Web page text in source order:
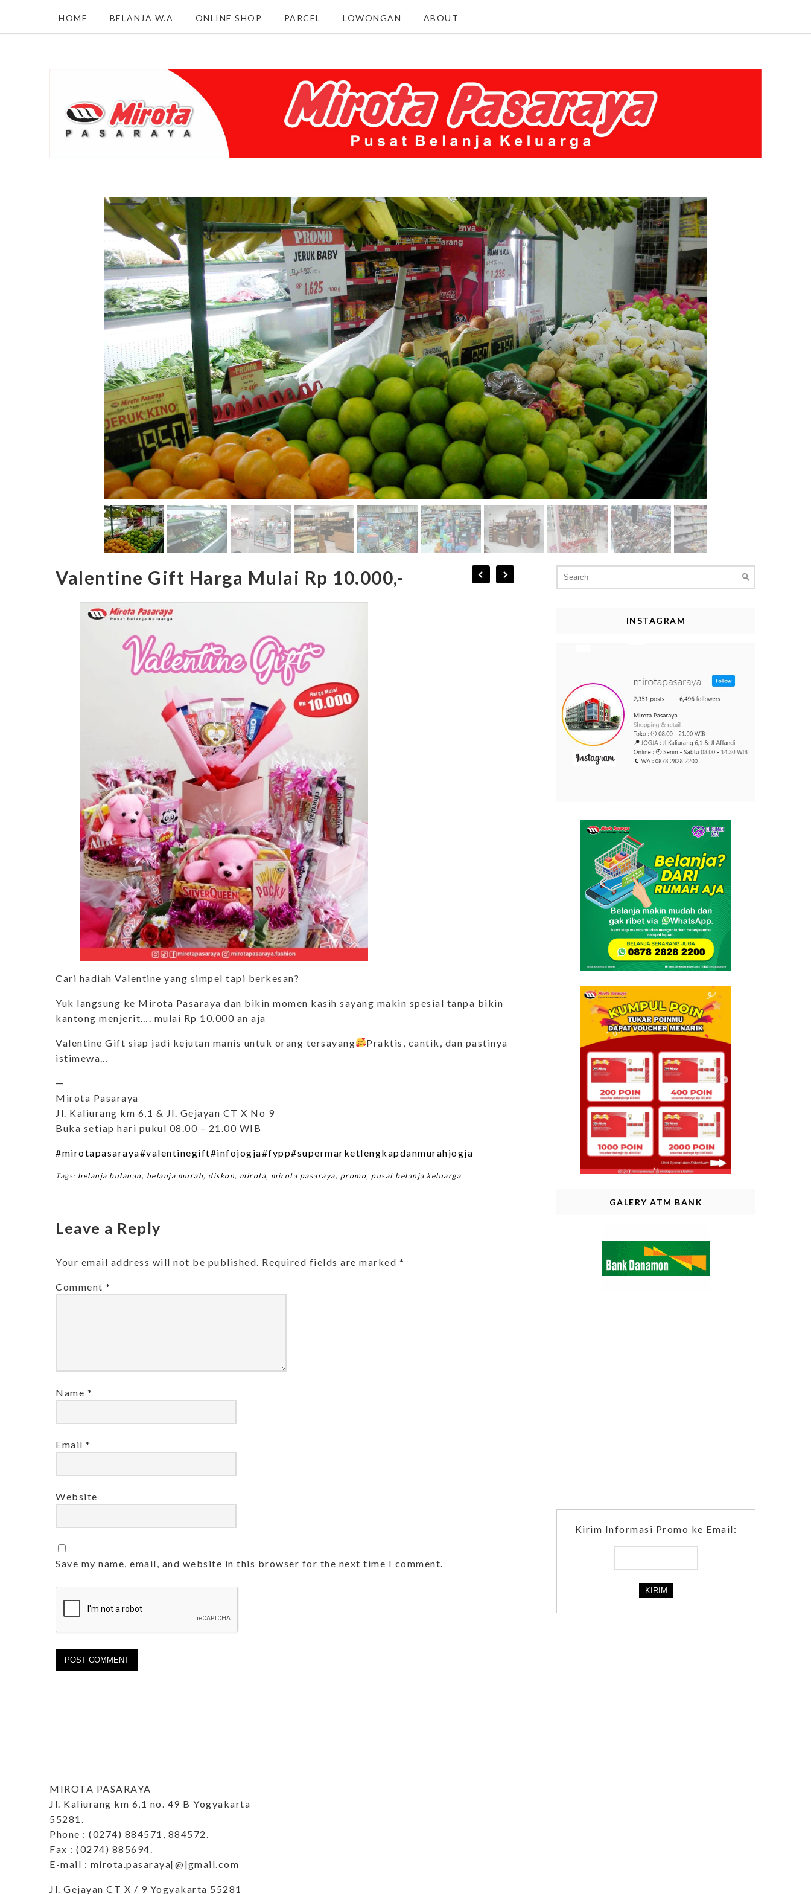
HOME BELANJA W.A ONLINE SHOP PARCEL LOWONGAN ABOUT
Valentine Gift Harga Mulai Rp 10.000,-
Cari hadiah Valentine yang simpel tapi berkesan?
Yuk langsung ke Mirota Pasaraya dan bikin momen kasih sayang makin spesial tanpa bikin
kantong menjerit…. mulai Rp 10.000 an aja
Valentine Gift siap jadi kejutan manis untuk orang tersayang
Praktis, cantik, dan pastinya
istimewa…
—
Mirota Pasaraya
Jl. Kaliurang km 6,1 & Jl. Gejayan CT X No 9
Buka setiap hari pukul 08.00 – 21.00 WIB
#mirotapasaraya#valentinegift#infojogja#fypp#supermarketlengkapdanmurahjogja
Tags: belanja bulanan , belanja murah, diskon, mirota, mirota pasaraya, promo, pusat belanja keluarga
Leave a Reply
Your email address will not be published. Required fields are marked *
Comment *
Name *
Email *
Website
Save my name, email, and website in this browser for the next time I comment.
for:
INSTAGRAM
GALERY ATM BANK
Kirim Informasi Promo ke Email:
MIROTA PASARAYA
Jl. Kaliurang km 6,1 no. 49 B Yogyakarta
55281.
Phone : (0274) 884571, 884572.
Fax : (0274) 885694.
E-mail : mirota.pasaraya[@]gmail.com
Jl. Gejayan CT X / 9 Yogyakarta 55281